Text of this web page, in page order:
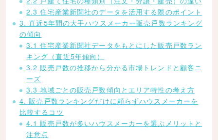
2.3 住宅産業新聞社のデータを活用する際のポイント
3. 直近5年間の大手ハウスメーカー販売戸数ランキング
の傾向
3.1 住宅産業新聞社データをもとにした販売戸数ラン
キング（直近5年傾向）
3.2 販売戸数の推移から分かる市場トレンドと顧客ニ
ーズ
3.3 地域ごとの販売戸数傾向とエリア特性の考え方
4. 販売戸数ランキングだけに頼らずハウスメーカーを
比較するコツ
4.1 販売戸数が多いハウスメーカーを選ぶメリットと
注意点